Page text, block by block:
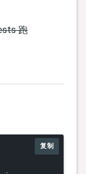
跑
复制